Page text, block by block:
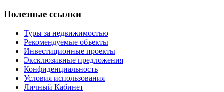
Полезные ссылки
Туры за недвижимостью
Рекомендуемые объекты
Инвестиционные проекты
Эксклюзивные предложения
Конфиденциальность
Условия использования
Личный Кабинет